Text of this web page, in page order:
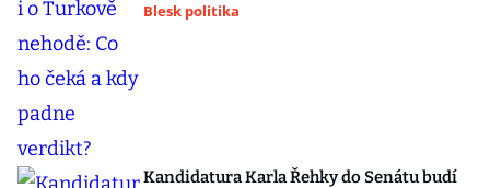
Blesk politika
Kandidatura Karla Řehky do Senátu budí